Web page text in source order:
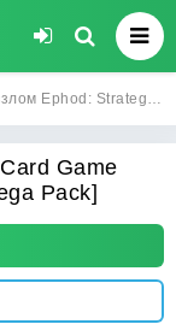
(Ифод) [МОД Mega Pack] - последняя версия apk на Андроид
Game
Pack]